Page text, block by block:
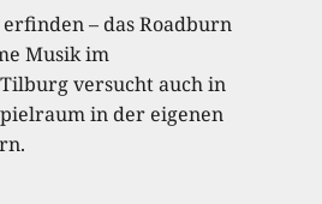
– das Roadburn
Musik im
versucht auch in
in der eigenen